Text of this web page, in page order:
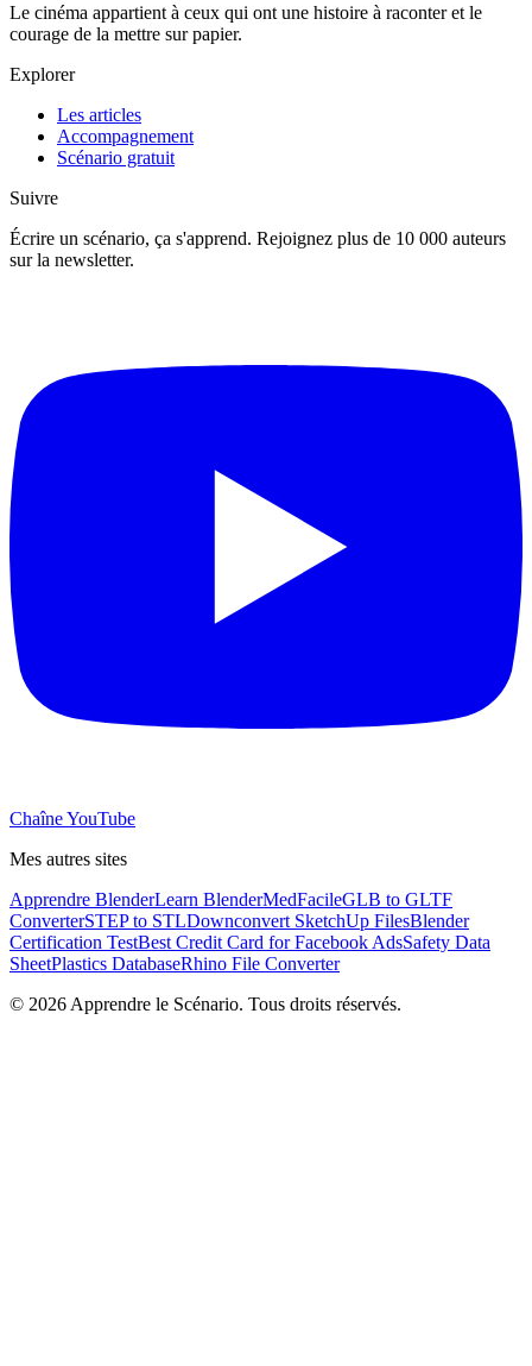
Le cinéma appartient à ceux qui ont une histoire à raconter et le
courage de la mettre sur papier.
Explorer
Les articles
Accompagnement
Scénario gratuit
Suivre
Écrire un scénario, ça s'apprend. Rejoignez plus de 10 000 auteurs
sur la newsletter.
Chaîne YouTube
Mes autres sites
Apprendre BlenderLearn BlenderMedFacileGLB to GLTF
ConverterSTEP to STLDownconvert SketchUp FilesBlender
Certification TestBest Credit Card for Facebook AdsSafety Data
SheetPlastics DatabaseRhino File Converter
© 2026 Apprendre le Scénario. Tous droits réservés.